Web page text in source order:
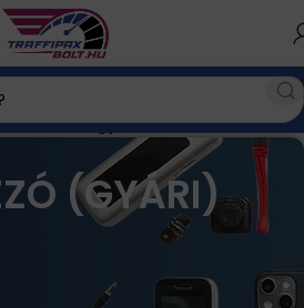
izzó (gyári)
(GYÁRI)